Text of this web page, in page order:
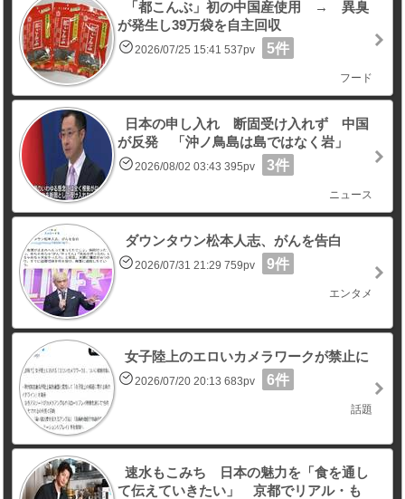
「都こんぶ」初の中国産使用 → 異臭
が発生し39万袋を自主回収
2026/07/25 15:41 537pv 5件
フード
日本の申し入れ 断固受け入れず 中国
が反発 「沖ノ鳥島は島ではなく岩」
2026/08/02 03:43 395pv 3件
ニュース
ダウンタウン松本人志、がんを告白
2026/07/31 21:29 759pv 9件
エンタメ
女子陸上のエロいカメラワークが禁止に
2026/07/20 20:13 683pv 6件
話題
速水もこみち 日本の魅力を「食を通し
て伝えていきたい」 京都でリアル・も